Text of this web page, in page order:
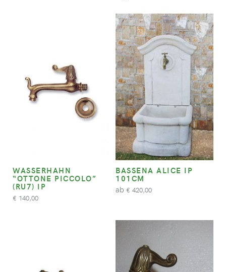
WASSERHAHN
“OTTONE PICCOLO”
(RU7) IP
€ 140,00
BASSENA ALICE IP
101CM
ab € 420,00